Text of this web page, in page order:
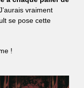
vraiment
se pose cette
!